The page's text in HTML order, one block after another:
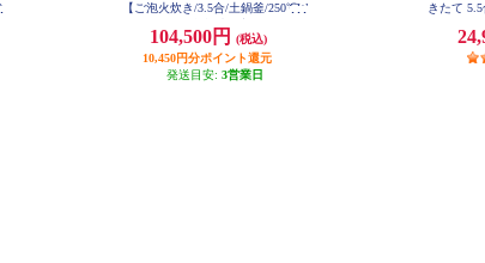
【ご泡火炊き/3.5合/土鍋釜/250℃W
ブラック】 JRX-S060KS
104,500円
(税込)
10,450円分ポイント還元
発送目安: 3営業日
きたて